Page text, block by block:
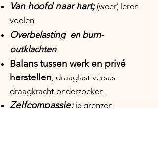
Van hoofd naar hart;(weer) leren
voelen
Overbelasting en burn-
outklachten
Balans tussen werk en privé
herstellen; draaglast versus
draagkracht onderzoeken
Zelfcompassie;je grenzen